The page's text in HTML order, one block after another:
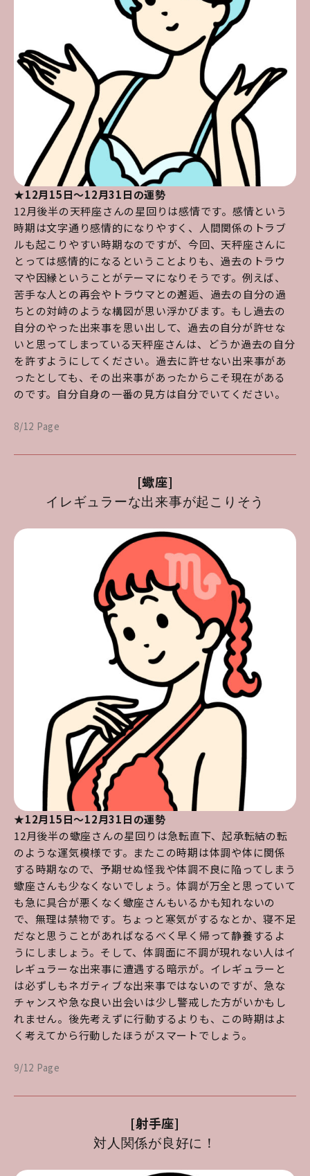
★12月15日～12月31日の運勢
12月後半の天秤座さんの星回りは感情です。感情という
時期は文字通り感情的になりやすく、人間関係のトラブ
ルも起こりやすい時期なのですが、今回、天秤座さんに
とっては感情的になるということよりも、過去のトラウ
マや因縁ということがテーマになりそうです。例えば、
苦手な人との再会やトラウマとの邂逅、過去の自分の過
ちとの対峙のような構図が思い浮かびます。もし過去の
自分のやった出来事を思い出して、過去の自分が許せな
いと思ってしまっている天秤座さんは、どうか過去の自分
を許すようにしてください。過去に許せない出来事があ
ったとしても、その出来事があったからこそ現在がある
のです。自分自身の一番の見方は自分でいてください。
8/12 Page
[蠍座]
イレギュラーな出来事が起こりそう
★12月15日～12月31日の運勢
12月後半の蠍座さんの星回りは急転直下、起承転結の転
のような運気模様です。またこの時期は体調や体に関係
する時期なので、予期せぬ怪我や体調不良に陥ってしまう
蠍座さんも少なくないでしょう。体調が万全と思っていて
も急に具合が悪くなく蠍座さんもいるかも知れないの
で、無理は禁物です。ちょっと寒気がするなとか、寝不足
だなと思うことがあればなるべく早く帰って静養するよ
うにしましょう。そして、体調面に不調が現れない人はイ
レギュラーな出来事に遭遇する暗示が。イレギュラーと
は必ずしもネガティブな出来事ではないのですが、急な
チャンスや急な良い出会いは少し警戒した方がいかもし
れません。後先考えずに行動するよりも、この時期はよ
く考えてから行動したほうがスマートでしょう。
9/12 Page
[射手座]
対人関係が良好に！